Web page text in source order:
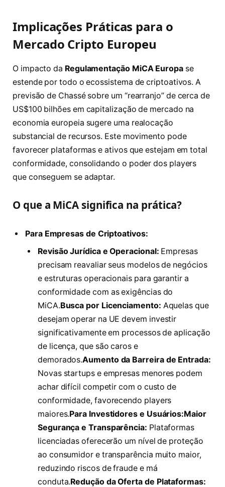
Implicações Práticas para o
Mercado Cripto Europeu
O impacto da Regulamentação MiCA Europase
estende por todo o ecossistema de criptoativos. A
previsão de Chassé sobre um “rearranjo” de cerca de
US$100 bilhões em capitalização de mercado na
economia europeia sugere uma realocação
substancial de recursos. Este movimento pode
favorecer plataformas e ativos que estejam em total
conformidade, consolidando o poder dos players
que conseguem se adaptar.
O que a MiCA significa na prática?
Para Empresas de Criptoativos:
Revisão Jurídica e Operacional: Empresas
precisam reavaliar seus modelos de negócios
e estruturas operacionais para garantir a
conformidade com as exigências do
MiCA.Busca por Licenciamento: Aquelas que
desejam operar na UE devem investir
significativamente em processos de aplicação
de licença, que são caros e
demorados.Aumento da Barreira de Entrada:
Novas startups e empresas menores podem
achar difícil competir com o custo de
conformidade, favorecendo players
maiores.Para Investidores e Usuários:Maior
Segurança e Transparência: Plataformas
licenciadas oferecerão um nível de proteção
ao consumidor e transparência muito maior,
reduzindo riscos de fraude e má
conduta.Redução da Oferta de Plataformas: